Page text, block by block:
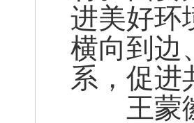
进美好环
横向到边
系，促进
王蒙徽